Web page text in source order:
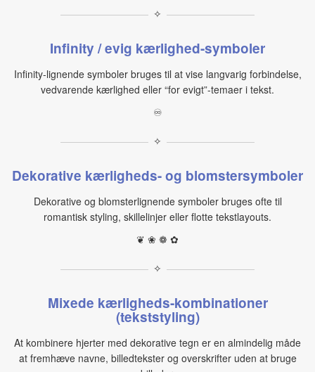
✧
Infinity / evig kærlighed-symboler
Infinity-lignende symboler bruges til at vise langvarig forbindelse,
vedvarende kærlighed eller “for evigt”-temaer i tekst.
♾
✧
Dekorative kærligheds- og blomstersymboler
Dekorative og blomsterlignende symboler bruges ofte til
romantisk styling, skillelinjer eller flotte tekstlayouts.
❦ ❀ ❁ ✿
✧
Mixede kærligheds-kombinationer
(tekststyling)
At kombinere hjerter med dekorative tegn er en almindelig måde
at fremhæve navne, billedtekster og overskrifter uden at bruge